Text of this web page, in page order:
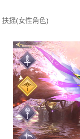
扶摇(女性角色)